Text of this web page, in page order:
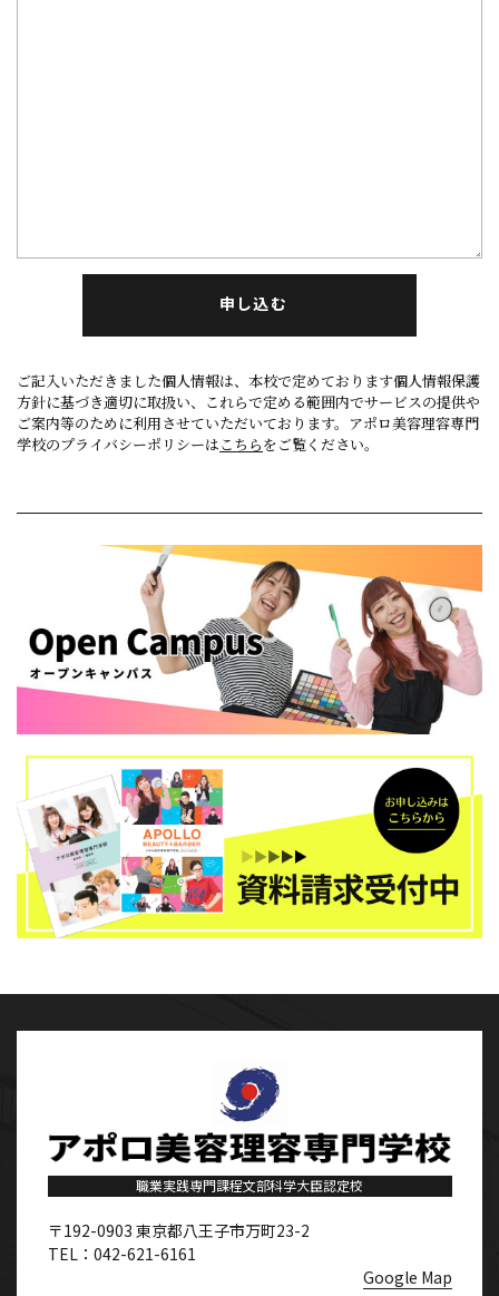
申し込む
ご記入いただきました個人情報は、本校で定めております個人情報保護
方針に基づき適切に取扱い、これらで定める範囲内でサービスの提供や
ご案内等のために利用させていただいております。アポロ美容理容専門
学校のプライバシーポリシーはこちらをご覧ください。
職業実践専門課程文部科学大臣認定校
〒192-0903 東京都八王子市万町23-2
TEL：042-621-6161
Google Map